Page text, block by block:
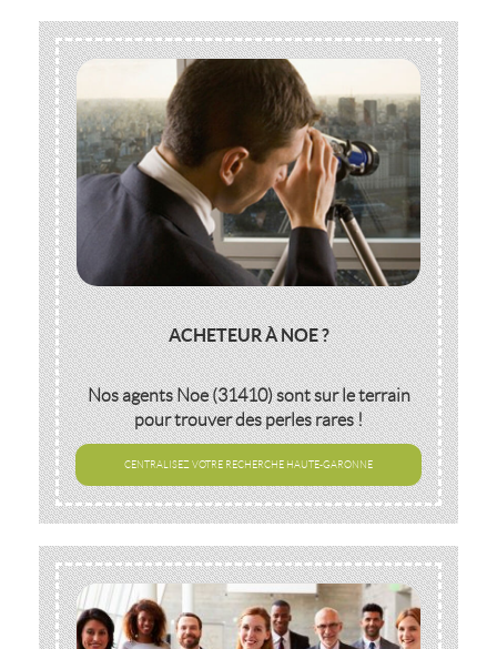
ACHETEUR À NOE ?
Nos agentsNoe (31410)sont sur le terrain
pour trouver des perles rares !
CENTRALISEZ VOTRE RECHERCHE HAUTE-GARONNE